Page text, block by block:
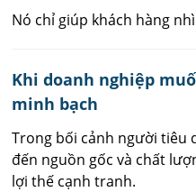
Nó chỉ giúp khách hàng
Khi doanh nghiệp
minh bạch
Trong bối cảnh người tiêu
đến nguồn gốc và chất
lợi thế cạnh tranh.